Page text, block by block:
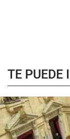
TE PUEDE